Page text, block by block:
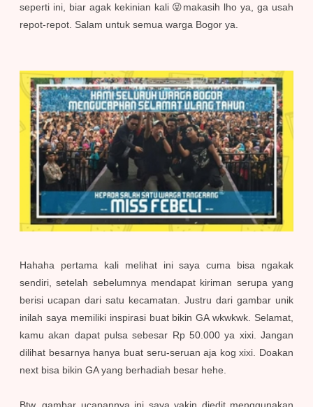
seperti ini, biar agak kekinian kali 😝makasih lho ya, ga usah
repot-repot. Salam untuk semua warga Bogor ya.
Hahaha pertama kali melihat ini saya cuma bisa ngakak
sendiri, setelah sebelumnya mendapat kiriman serupa yang
berisi ucapan dari satu kecamatan. Justru dari gambar unik
inilah saya memiliki inspirasi buat bikin GA wkwkwk. Selamat,
kamu akan dapat pulsa sebesar Rp 50.000 ya xixi. Jangan
dilihat besarnya hanya buat seru-seruan aja kog xixi. Doakan
next bisa bikin GA yang berhadiah besar hehe.
Btw, gambar ucapannya ini saya yakin diedit menggunakan